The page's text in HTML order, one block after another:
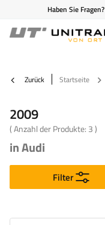
Haben Sie
Zurück Startseite
2009
( Anzahl der Produkte: 3)
in Audi
Filter